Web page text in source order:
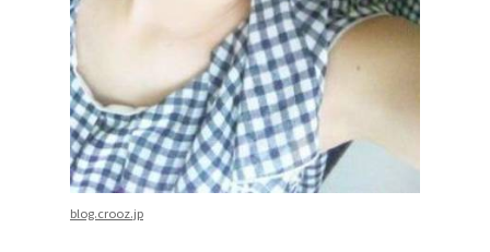
blog.crooz.jp